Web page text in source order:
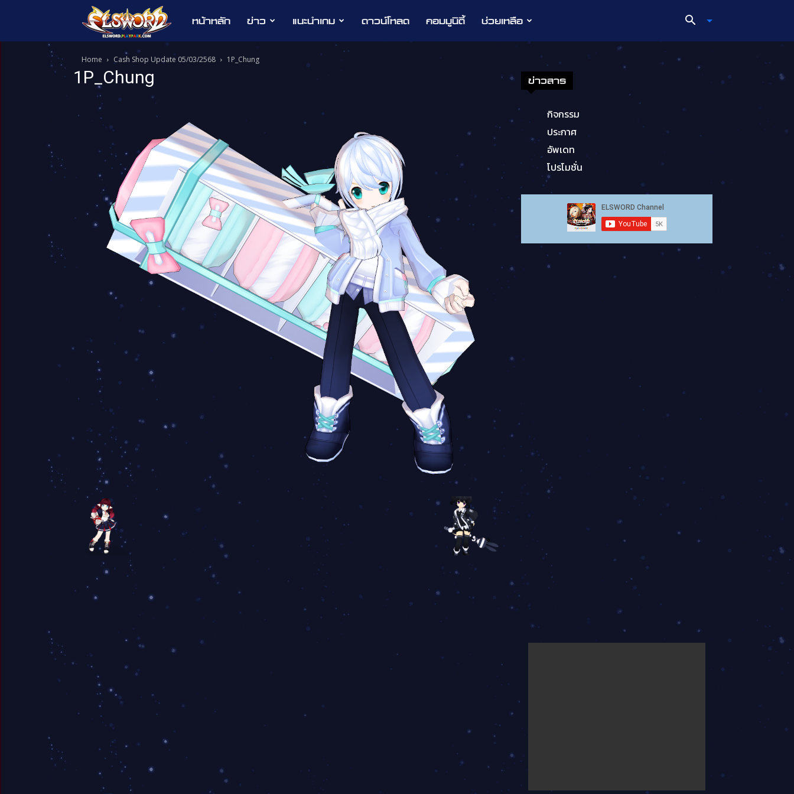
Elsword
หน้าหลัก ข่าว แนะนำเกม ดาวน์โหลด คอมมูนิตี้ ช่วยเหลือ
Home Cash Shop Update 05/03/2568 1P_Chung
1P_Chung ข่าวสาร
กิจกรรม
ประกาศ
อัพเดท
โปรโมชั่น